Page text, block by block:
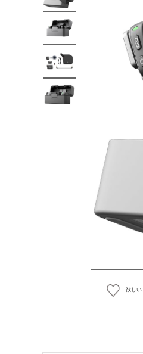
欲しい